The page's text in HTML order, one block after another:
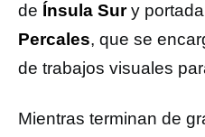
de Ínsula Sury
Percales, que se
de trabajos visuales
Mientras terminan de